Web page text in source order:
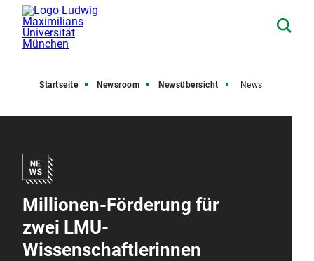
Startseite Newsroom Newsübersicht News
Millionen-Förderung für
zwei LMU-
Wissenschaftlerinnen